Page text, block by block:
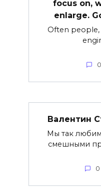
focus on,
enlarge.
Often
0
Валентин
Мы так
смешными
0